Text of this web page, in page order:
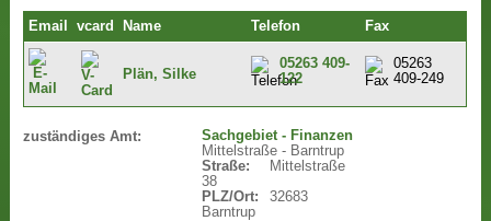
Email vcard Name Telefon Fax
Plän, Silke
05263 409-
122
05263
409-249
zuständiges Amt:
Sachgebiet - Finanzen
Mittelstraße - Barntrup
Straße:
Mittelstraße
38
PLZ/Ort:
32683
Barntrup